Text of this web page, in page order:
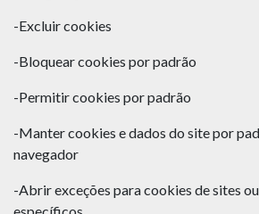
-Excluir cookies
-Bloquear cookies por padrão
-Permitir cookies por padrão
-Manter cookies e dados do site por
navegador
-Abrir exceções para cookies de sites